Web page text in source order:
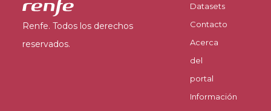
Renfe. Todos los derechos
reservados.
Datasets
Contacto
Acerca
del
portal
Información